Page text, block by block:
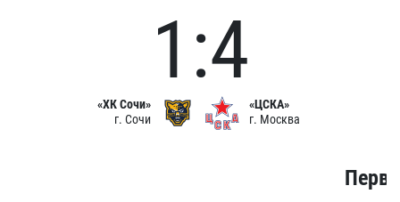
«ХК Сочи»
г. Сочи
1:4
«ЦСКА»
г. Москва